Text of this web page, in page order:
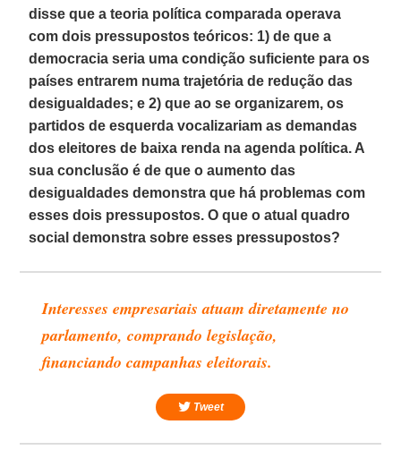
disse que a teoria política comparada operava
com dois pressupostos teóricos: 1) de que a
democracia seria uma condição suficiente para os
países entrarem numa trajetória de redução das
desigualdades; e 2) que ao se organizarem, os
partidos de esquerda vocalizariam as demandas
dos eleitores de baixa renda na agenda política. A
sua conclusão é de que o aumento das
desigualdades demonstra que há problemas com
esses dois pressupostos. O que o atual quadro
social demonstra sobre esses pressupostos?
Interesses empresariais atuam diretamente no
parlamento, comprando legislação,
financiando campanhas eleitorais.
Tweet